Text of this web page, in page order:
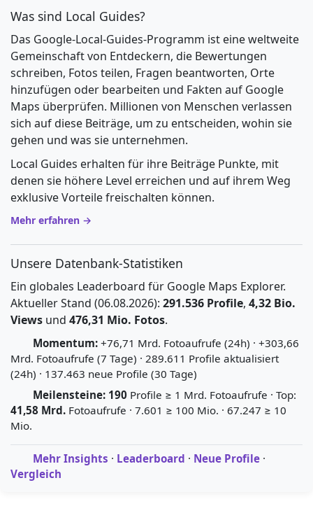
Was sind Local Guides?
Das Google-Local-Guides-Programm ist eine weltweite
Gemeinschaft von Entdeckern, die Bewertungen
schreiben, Fotos teilen, Fragen beantworten, Orte
hinzufügen oder bearbeiten und Fakten auf Google
Maps überprüfen. Millionen von Menschen verlassen
sich auf diese Beiträge, um zu entscheiden, wohin sie
gehen und was sie unternehmen.
Local Guides erhalten für ihre Beiträge Punkte, mit
denen sie höhere Level erreichen und auf ihrem Weg
exklusive Vorteile freischalten können.
Mehr erfahren →
Unsere Datenbank-Statistiken
Ein globales Leaderboard für Google Maps Explorer.
Aktueller Stand (06.08.2026): 291.536 Profile, 4,32 Bio.
Views und 476,31 Mio. Fotos.
Momentum: +76,71 Mrd. Fotoaufrufe (24h) · +303,66
Mrd. Fotoaufrufe (7 Tage) · 289.611 Profile aktualisiert
(24h) · 137.463 neue Profile (30 Tage)
Meilensteine: 190 Profile ≥ 1 Mrd. Fotoaufrufe · Top:
41,58 Mrd. Fotoaufrufe · 7.601 ≥ 100 Mio. · 67.247 ≥ 10
Mio.
Mehr Insights · Leaderboard · Neue Profile ·
Vergleich